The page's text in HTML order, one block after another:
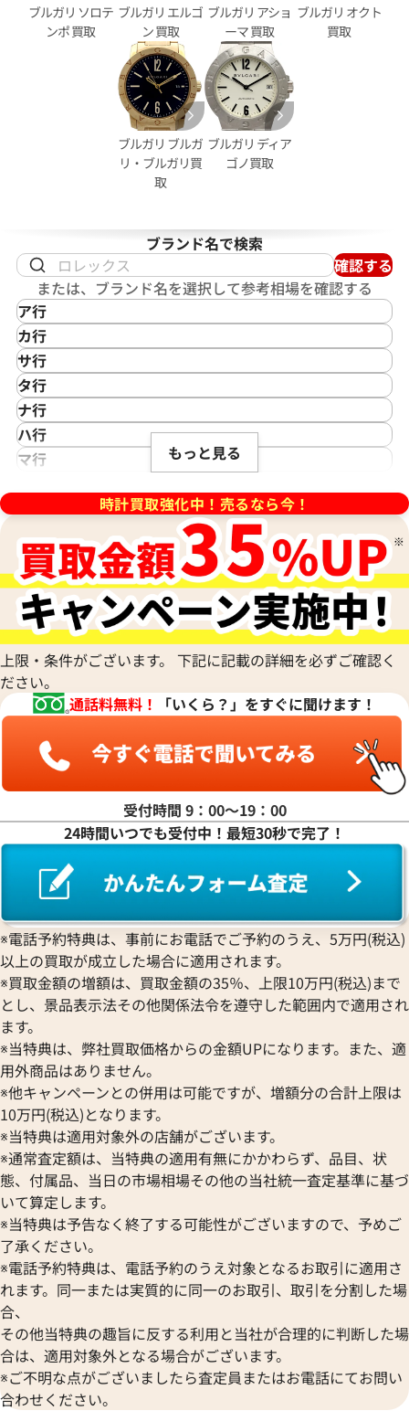
ョーマ AA48SCH
27日時点の参考買取価格で
ブルガリ ルチェア LU33S
参考買取価格
ョーマ AA.48.S
格
日時点の参考買取価格です
ブルガリ アショーマ
参考買取価格
135,000円
※2024年10月27日時点の参考
す
ョーマ AA35S
格
日時点の参考買取価格です
ブルガリ アショーマ AA44S
参考買取価格
125,000円
※2025年2月9日時点の参考買
ゴン EG35SCH
格
日時点の参考買取価格です
ブルガリ エルゴン EG40SCH
参考買取価格
※2024年3月9日時点の参考買
ブルガリ ソロテ
ンポ 買取
ブルガリ エルゴ
ン 買取
ブルガリ アショ
ーマ 買取
ブルガリ オクト
買取
ブルガリ ブルガ
リ・ブルガリ買
取
ブルガリ ディア
ゴノ買取
ブランド名で検索
確認する
または、ブランド名を選択して参考相場を確認する
ア行
IKEPOD
アイクポッド
IWC
アイダブリューシー
Azimuth
アジムース
ANONIMO
Alain Silberstein
アラン・シルベスタイン
Armand Nicolet
アルマン・ニコレ
WALTHAM
ウォルサム
HUBLOT
ウブロ
ETERNA
エテルナ
エドックス
EBERHARD
エベラール
エポス
Hermes
エルメス
OMEGA
オメガ
ORIENT
オリエント
ORIS
オリス
Audemars Piguet
オーデマ ピゲ
Vacheron Constantin
ヴァシュロン・コンスタンタン
Van Cleef & Arpels
ヴァンクリーフ＆アーペル
Versace
ヴェルサーチ
Wempe
ヴェンペ
カ行
CASIO
カシオ
Cartier
カルティエ
Gaga Milano
ガガミラノ
Quinting
クインティング
Cuervo y Sobrinos
クエルボ・イ・ソブリノス
CVSTOS
クストス
Chronoswiss
クロノスイス
GUCCI
グッチ
Graham
Grand Seiko
グランドセイコー
CORUM
コルム
Concord
コンコルド
サ行
Saint Laurent
サンローラン
Shellman
シェルマン
CITIZEN
シチズン
CHANEL
シャネル
Chopard
ショパール
CHAUMET
ショーメ
Jacob & Co.
ジェイコブ
Gerald Genta
ジェラルド・ジェンタ
ジャガー・ルクルト
Jaquet Droz
Girard-Perregaux
ジラール・ペルゴ
Sinn
ストーヴァ
SEIKO
セイコー
CENTURY
センチュリー
ZENITH
ゼニス
タ行
TAG Heuer
タグ・ホイヤー
Daniel Roth
ダニエル・ロート
TUDOR
チューダー(チュードル)
Tiffany & Co.
ティファニー
Dior
ディオール
ナ行
NOMOS Glashütte
ノモス グラスヒュッテ
ハ行
Hamilton
Harry Winston
Patek Philippe
パテック フィリップ
Panerai
パネライ
Parmigiani Fleurier
パルミジャーニ・フルリエ
Piaget
ピアジェ
PIERRE KUNZ
ピエール・クンツ
FRANCK MULLER
ブシュロン
BREITLING
ブライトリング
Blancpain
ブランパン
BVLGARI
ブルガリ
Breguet
ブレゲ
BULOVA
ブローバ
Bell & Ross
ベル＆ロス
BAUME＆MERCIER
ボーム＆メルシエ
BALL Watch
ボール ウォッチ
マ行
モーリス・ラクロア
RALPH LAUREN
Richard Mille
リシャール・ミル
Louis Vuitton
ルイ・ヴィトン
Luminox
ルミノックス
Ressence
レッセンス
ROGER DUBUIS
ロジェ・デュブイ
ROLEX
ロレックス
ロンジン
もっと見る
時計買取強化中！売るなら今！
上限・条件がございます。 下記に記載の詳細を必ずご確認く
ださい。
通話料無料！
「いくら？」をすぐに聞けます！
受付時間 9：00〜19：00
24時間いつでも受付中！最短30秒で完了！
※電話予約特典は、事前にお電話でご予約のうえ、5万円(税込)
以上の買取が成立した場合に適用されます。
※買取金額の増額は、買取金額の35％、上限10万円(税込)まで
とし、景品表示法その他関係法令を遵守した範囲内で適用され
ます。
※当特典は、弊社買取価格からの金額UPになります。また、適
用外商品はありません。
※他キャンペーンとの併用は可能ですが、増額分の合計上限は
10万円(税込)となります。
※当特典は適用対象外の店舗がございます。
※通常査定額は、当特典の適用有無にかかわらず、品目、状
態、付属品、当日の市場相場その他の当社統一査定基準に基づ
いて算定します。
※当特典は予告なく終了する可能性がございますので、予めご
了承ください。
※電話予約特典は、電話予約のうえ対象となるお取引に適用さ
れます。同一または実質的に同一のお取引、取引を分割した場
合、
その他当特典の趣旨に反する利用と当社が合理的に判断した場
合は、適用対象外となる場合がございます。
※ご不明な点がございましたら査定員またはお電話にてお問い
合わせください。